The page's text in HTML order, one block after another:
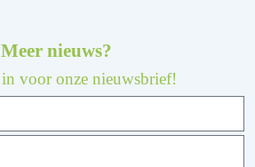
Meer nieuws?
voor onze nieuwsbrief!